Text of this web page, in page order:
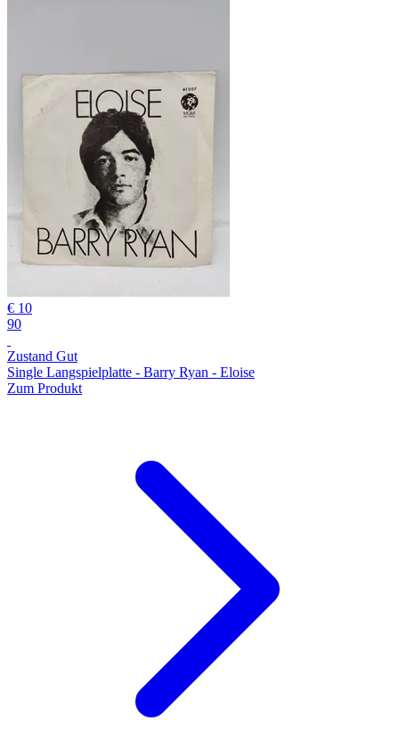
€ 10
90
Zustand Gut
Single Langspielplatte - Barry Ryan - Eloise
Zum Produkt